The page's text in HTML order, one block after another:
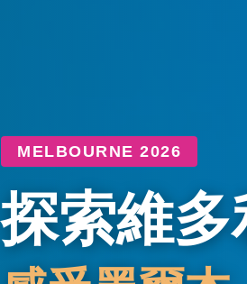
MELBOURNE 2026
探索維多